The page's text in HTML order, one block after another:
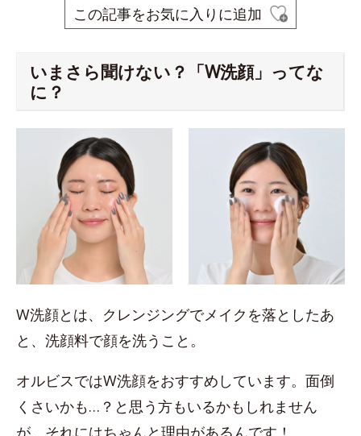
この記事をお気に入りに追加
いまさら聞けない？「W洗顔」ってな
に？
W洗顔とは、クレンジングでメイクを落としたあ
と、洗顔料で顔を洗うこと。
オルビスではW洗顔をおすすめしています。面倒
くさいかも…？と思う方もいるかもしれません
が、それにはちゃんと理由があるんです！